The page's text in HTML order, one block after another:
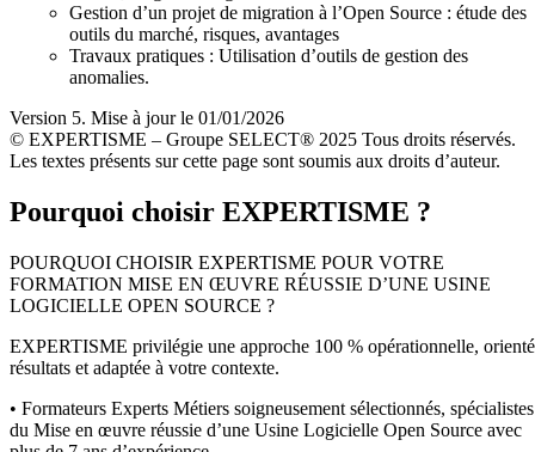
Gestion d’un projet de migration à l’Open Source : étude des
outils du marché, risques, avantages
Travaux pratiques : Utilisation d’outils de gestion des
anomalies.
Version 5. Mise à jour le 01/01/2026
© EXPERTISME – Groupe SELECT® 2025 Tous droits réservés.
Les textes présents sur cette page sont soumis aux droits d’auteur.
Pourquoi choisir EXPERTISME ?
POURQUOI CHOISIR EXPERTISME POUR VOTRE
FORMATION MISE EN ŒUVRE RÉUSSIE D’UNE USINE
LOGICIELLE OPEN SOURCE ?
EXPERTISME privilégie une approche 100 % opérationnelle,
résultats et adaptée à votre contexte.
• Formateurs Experts Métiers soigneusement sélectionnés, spécialistes
du Mise en œuvre réussie d’une Usine Logicielle Open Source avec